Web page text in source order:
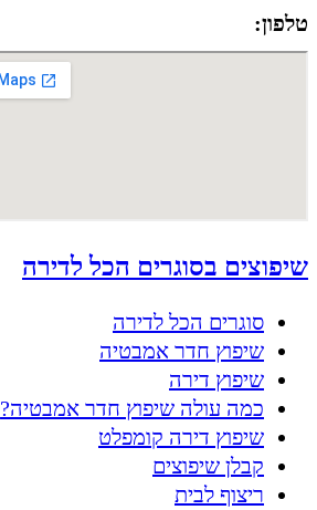
טלפון:
שיפוצים בסוגרים הכל לדירה
סוגרים הכל לדירה
שיפוץ חדר אמבטיה
שיפוץ דירה
כמה עולה שיפוץ חדר אמבטיה?
שיפוץ דירה קומפלט
קבלן שיפוצים
ריצוף לבית